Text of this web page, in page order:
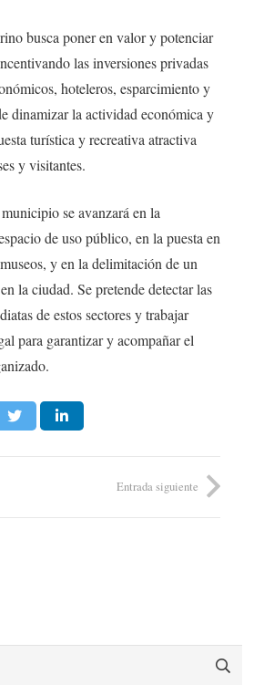
busca poner en valor y potenciar
las inversiones privadas
hoteleros, esparcimiento y
dinamizar la actividad económica y
turística y recreativa atractiva
y visitantes.
se avanzará en la
de uso público, en la puesta en
y en la delimitación de un
la ciudad. Se pretende detectar las
de estos sectores y trabajar
para garantizar y acompañar el
Entrada siguiente